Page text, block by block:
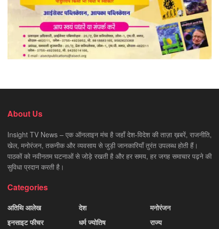
About Us
Insight TV News – एक ऑनलाइन मंच है जहाँ देश-विदेश की ताज़ा ख़बरें, राजनीति,
खेल, मनोरंजन, तकनीक और व्यवसाय से जुड़ी जानकारियाँ तुरंत उपलब्ध होती हैं।
पाठकों को नवीनतम घटनाओं से जोड़े रखती है और हर समय, हर जगह समाचार पढ़ने की
सुविधा प्रदान करती है।
Categories
अतिथि आलेख
इनसाइट फीचर
देश
धर्म ज्योतिष
मनोरंजन
राज्य